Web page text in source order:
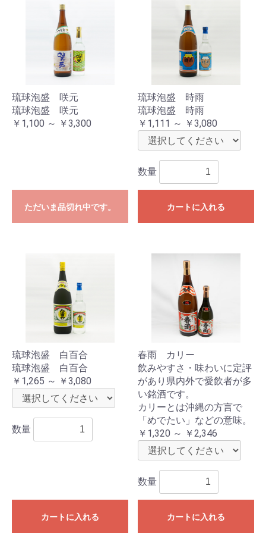
琉球泡盛 咲元
琉球泡盛 咲元
￥1,100 ～ ￥3,300
ただいま品切れ中です。
琉球泡盛 時雨
琉球泡盛 時雨
￥1,111 ～ ￥3,080
数量
カートに入れる
琉球泡盛 白百合
琉球泡盛 白百合
￥1,265 ～ ￥3,080
数量
カートに入れる
春雨 カリー
飲みやすさ・味わいに定評
があり県内外で愛飲者が多
い銘酒です。
カリーとは沖縄の方言で
「めでたい」などの意味。
￥1,320 ～ ￥2,346
数量
カートに入れる